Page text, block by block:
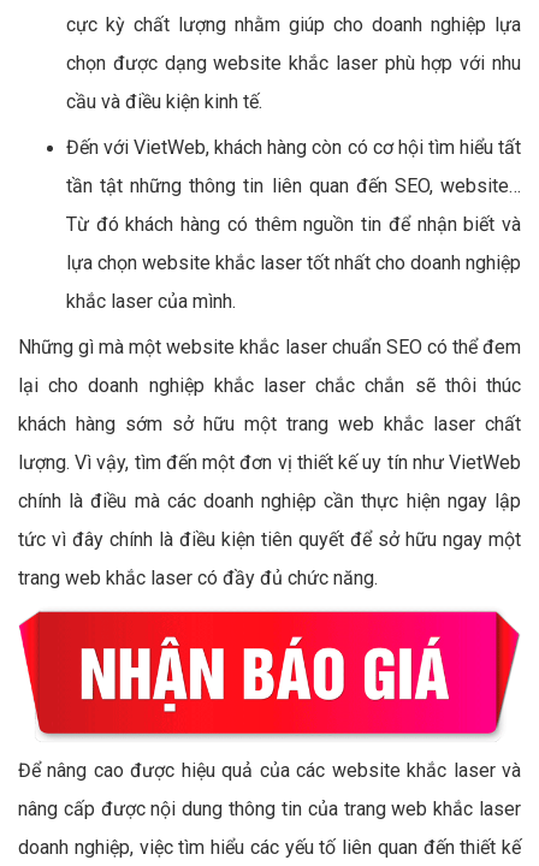
cực kỳ chất lượng nhằm giúp cho doanh nghiệp lựa
chọn được dạng website khắc laser phù hợp với nhu
cầu và điều kiện kinh tế.
Đến với VietWeb, khách hàng còn có cơ hội tìm hiểu tất
tần tật những thông tin liên quan đến SEO, website…
Từ đó khách hàng có thêm nguồn tin để nhận biết và
lựa chọn website khắc laser tốt nhất cho doanh nghiệp
khắc laser của mình.
Những gì mà một website khắc laser chuẩn SEO có thể đem
lại cho doanh nghiệp khắc laser chắc chắn sẽ thôi thúc
khách hàng sớm sở hữu một trang web khắc laser chất
lượng. Vì vậy, tìm đến một đơn vị thiết kế uy tín như VietWeb
chính là điều mà các doanh nghiệp cần thực hiện ngay lập
tức vì đây chính là điều kiện tiên quyết để sở hữu ngay một
trang web khắc laser có đầy đủ chức năng.
Để nâng cao được hiệu quả của các website khắc laser và
nâng cấp được nội dung thông tin của trang web khắc laser
doanh nghiệp, việc tìm hiểu các yếu tố liên quan đến thiết kế